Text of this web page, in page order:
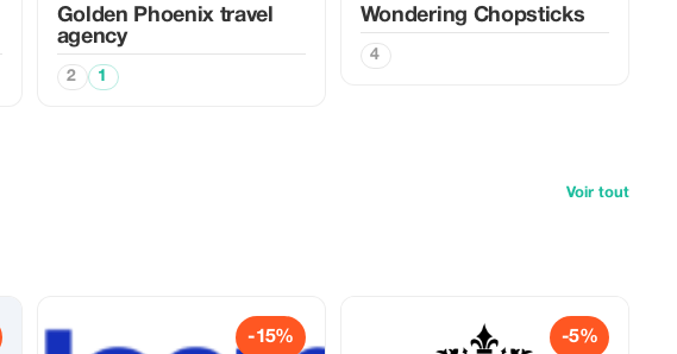
Golden Phoenix travel
agency
2 1
Wondering Chopsticks
4
Voir tout
-15% -5%